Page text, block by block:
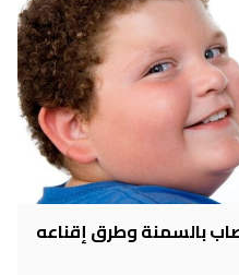
بالسمنة وطرق إقناعه